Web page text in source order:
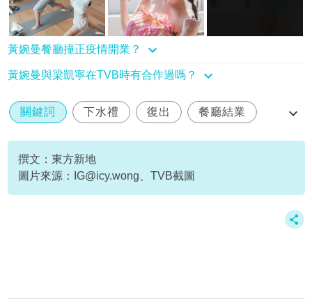
黃婉曼餐廳撞正疫情開業？
黃婉曼與梁凱寧在TVB時有合作過嗎？
關鍵詞 下水禮 復出 餐廳結業
黃婉曼
撰文：東方新地
圖片來源：
IG@icy.wong 、TVB截圖